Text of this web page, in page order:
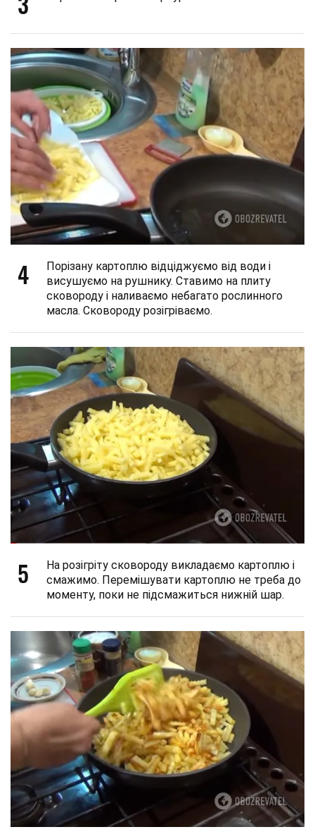
4
Порізану картоплю відціджуємо від води і
висушуємо на рушнику. Ставимо на плиту
сковороду і наливаємо небагато рослинного
масла. Сковороду розігріваємо.
5
На розігріту сковороду викладаємо картоплю і
смажимо. Перемішувати картоплю не треба до
моменту, поки не підсмажиться нижній шар.